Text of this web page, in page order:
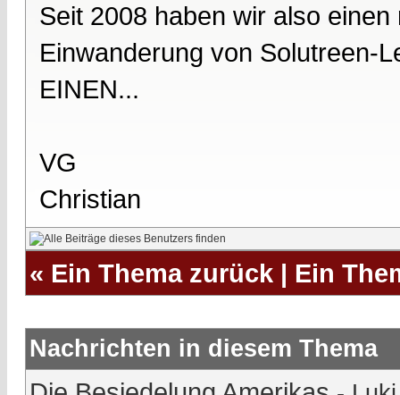
Seit 2008 haben wir also
Einwanderung von Solutreen-
EINEN...
VG
Christian
« Ein Thema zurück | Ein
Nachrichten in diesem Thema